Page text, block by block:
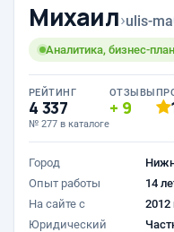
Михаил›ulis-ma
Аналитика, бизнес-
РЕЙТИНГ
4 337
№ 277 в каталоге
ОТЗЫВЫ
9
Город
Опыт работы
14
На сайте с
2012
Юридический